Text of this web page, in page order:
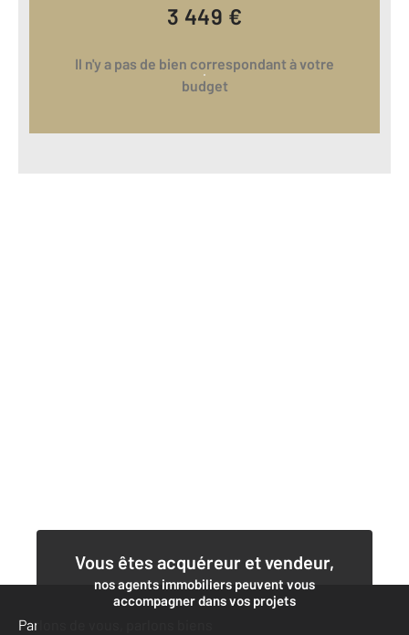
3 449 €
Il n'y a pas de bien correspondant à votre
budget
Vous êtes acquéreur et vendeur,
nos agents immobiliers peuvent vous
accompagner dans vos projets
Parlons de vous, parlons biens